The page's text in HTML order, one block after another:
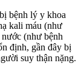
bệnh lý y khoa
kali máu (như
(như bệnh
định, gần đây bị
suy thận nặng.